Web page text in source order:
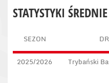
STATYSTYKI ŚREDNIE
SEZON
2025/2026 Trybański